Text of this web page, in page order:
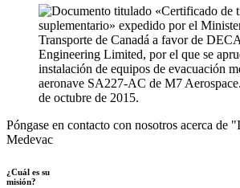
Póngase en contacto con nosotros acerca de
Medevac
¿Cuál es su
misión?